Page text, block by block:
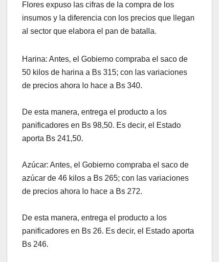
Flores expuso las cifras de la compra de los
insumos y la diferencia con los precios que llegan
al sector que elabora el pan de batalla.
Harina: Antes, el Gobierno compraba el saco de
50 kilos de harina a Bs 315; con las variaciones
de precios ahora lo hace a Bs 340.
De esta manera, entrega el producto a los
panificadores en Bs 98,50. Es decir, el Estado
aporta Bs 241,50.
Azúcar: Antes, el Gobierno compraba el saco de
azúcar de 46 kilos a Bs 265; con las variaciones
de precios ahora lo hace a Bs 272.
De esta manera, entrega el producto a los
panificadores en Bs 26. Es decir, el Estado aporta
Bs 246.